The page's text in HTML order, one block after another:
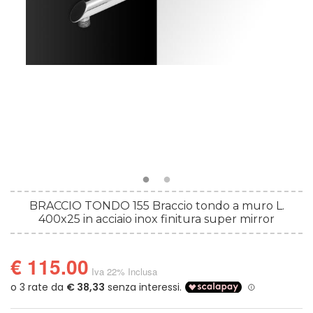
BRACCIO TONDO 155 Braccio tondo a muro L.
400x25 in acciaio inox finitura super mirror
€ 115.00 Iva 22% Inclusa